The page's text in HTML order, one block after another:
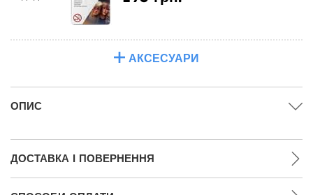
АКСЕСУАРИ
ОПИС
ДОСТАВКА І ПОВЕРНЕННЯ